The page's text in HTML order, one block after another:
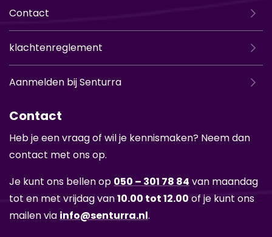
Contact
klachtenreglement
Aanmelden bij Senturra
Contact
Heb je een vraag of wil je ken­nis­ma­ken? Neem dan
con­tact met ons op.
Je kunt ons bel­len op 050 – 301 78 84 van maan­dag
tot en met vrij­dag van10.00 tot 12.00 of je kunt ons
mai­len via info@sen­tur­ra.nl.